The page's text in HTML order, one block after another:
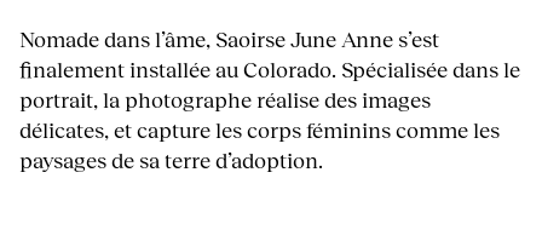
Nomade dans l’âme, Saoirse June Anne s’est
finalement installée au Colorado. Spécialisée dans le
portrait, la photographe réalise des images
délicates, et capture les corps féminins comme les
paysages de sa terre d’adoption.